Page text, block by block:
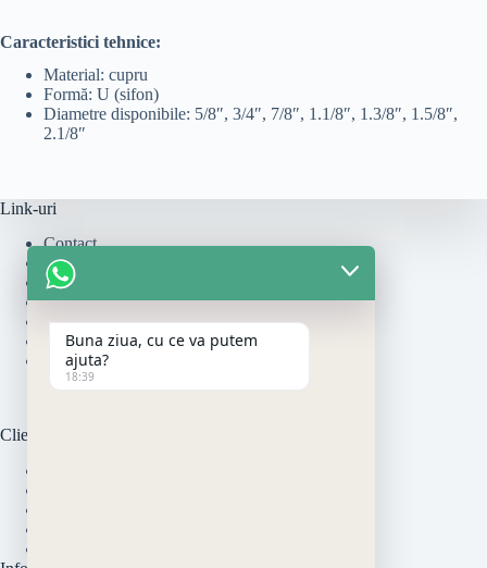
Caracteristici tehnice:
Material: cupru
Formă: U (sifon)
Diametre disponibile: 5/8″, 3/4″, 7/8″, 1.1/8″, 1.3/8″, 1.5/8″,
2.1/8″
Link-uri
Contact
Cum se monteaza
Politica de Livrare
Politică de rambursări și returnări
Politica de Retur
Politica de Utilizare Cookie-uri
Termeni si Conditii
Clienti
Buna ziua, cu ce va putem
ajuta?
18:39